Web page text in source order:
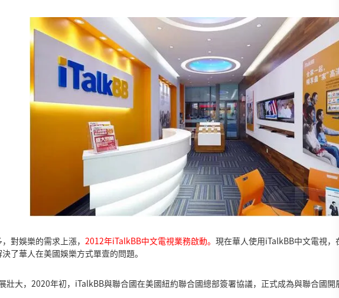
對娛樂的需求上漲， 2012年iTalkBB中文電視業務啟動。 現在華人使用iTalkBB中文電視，
了華人在美國娛樂方式單壹的問題。
壯大，2020年初，iTalkBB與聯合國在美國紐約聯合國總部簽署協議，正式成為與聯合國開